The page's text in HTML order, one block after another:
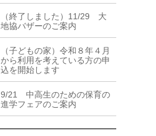
（終了しました）11/29 大
地協バザーのご案内
（子どもの家）令和８年４月
から利用を考えている方の申
込を開始します
9/21 中高生のための保育の
進学フェアのご案内